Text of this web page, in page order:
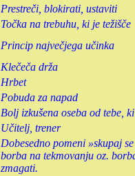
Prestreči, blokirati, ustaviti
Točka na trebuhu, ki je težišče
Princip največjega učinka
Klečeča drža
Hrbet
Pobuda za napad
Bolj izkušena oseba od tebe,
Učitelj, trener
Dobesedno pomeni »skupaj
borba na tekmovanju oz.
zmagati.